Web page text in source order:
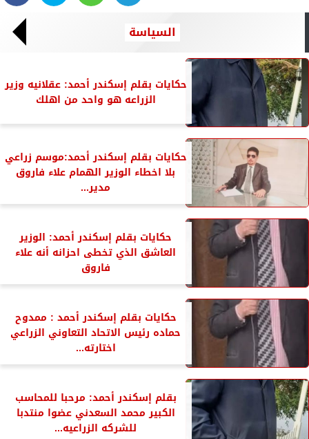
السياسة
حكايات بقلم إسكندر أحمد: عقلانيه وزير
الزراعه هو واحد من اهلك
حكايات بقلم إسكندر أحمد:موسم زراعي
بلا اخطاء الوزير الهمام علاء فاروق
مدير...
حكايات بقلم إسكندر أحمد: الوزير
العاشق الذي تخطى احزانه أنه علاء
فاروق
حكايات بقلم إسكندر أحمد : ممدوح
حماده رئيس الاتحاد التعاوني الزراعي
اختارته...
بقلم إسكندر أحمد: مرحبا للمحاسب
الكبير محمد السعدني عضوا منتدبا
للشركه الزراعيه...